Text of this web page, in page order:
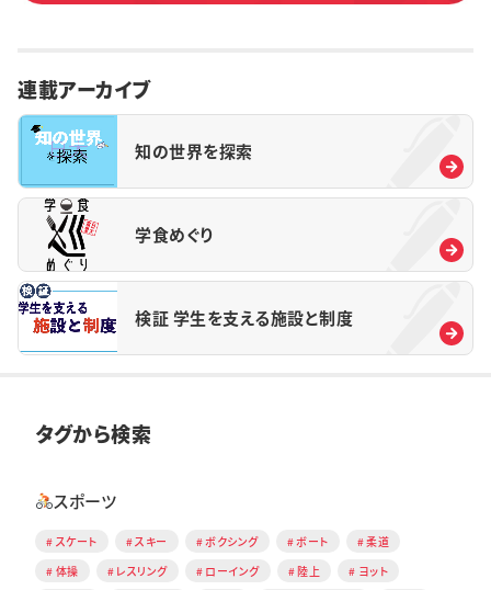
連載アーカイブ
知の世界を探索
学食めぐり
検証 学生を支える施設と制度
タグから検索
スポーツ
スケート スキー ボクシング ボート
柔道
体操
レスリング ローイング 陸上
ヨット